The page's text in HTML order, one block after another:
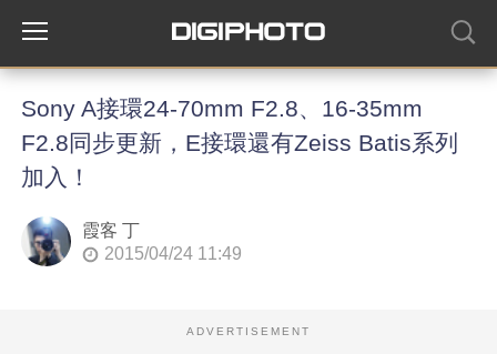
Sony A接環24-70mm F2.8、16-35mm
F2.8同步更新，E接環還有Zeiss Batis系列
加入！
霞客 丁
2015/04/24 11:49
ADVERTISEMENT